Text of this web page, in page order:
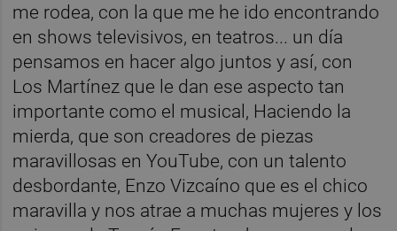
me rodea, con la que me he ido encontrando
en shows televisivos, en teatros... un día
pensamos en hacer algo juntos y así, con
Los Martínez que le dan ese aspecto tan
importante como el musical, Haciendo la
mierda, que son creadores de piezas
maravillosas en YouTube, con un talento
desbordante, Enzo Vizcaíno que es el chico
maravilla y nos atrae a muchas mujeres y los